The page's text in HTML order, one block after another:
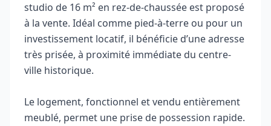
studio de 16 m² en rez-de-chaussée est proposé
à la vente. Idéal comme pied-à-terre ou pour un
investissement locatif, il bénéficie d’une adresse
très prisée, à proximité immédiate du centre-
ville historique.
Le logement, fonctionnel et vendu entièrement
meublé, permet une prise de possession rapide.